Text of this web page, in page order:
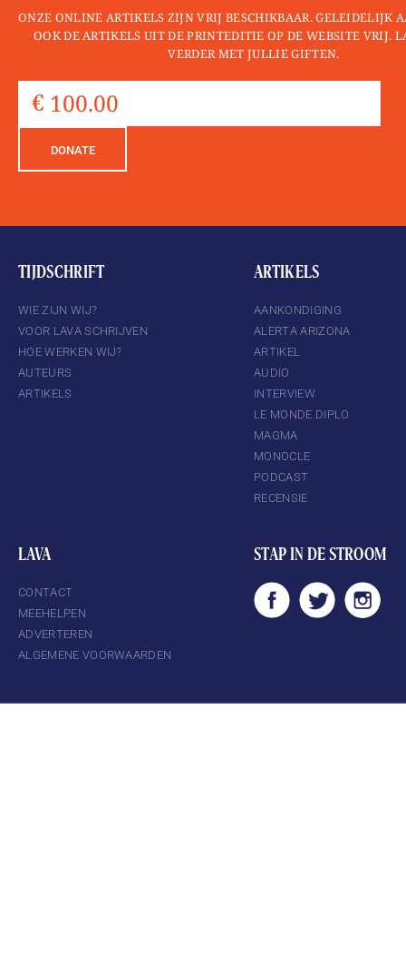
ONZE ONLINE ARTIKELS ZIJN VRIJ BESCHIKBAAR. GELEIDELIJK
OOK DE ARTIKELS UIT DE PRINTEDITIE OP DE WEBSITE VRIJ.
VERDER MET JULLIE GIFTEN.
DONATE
TIJDSCHRIFT
WIE ZIJN WIJ?
VOOR LAVA SCHRIJVEN
HOE WERKEN WIJ?
AUTEURS
ARTIKELS
ARTIKELS
AANKONDIGING
ALERTA ARIZONA
ARTIKEL
AUDIO
INTERVIEW
LE MONDE DIPLO
MAGMA
MONOCLE
PODCAST
RECENSIE
LAVA
CONTACT
MEEHELPEN
ADVERTEREN
ALGEMENE VOORWAARDEN
STAP IN DE STROOM